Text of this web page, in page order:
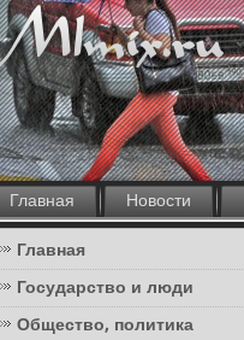
Главная Новости
Главная
Государство и люди
Общество, политика